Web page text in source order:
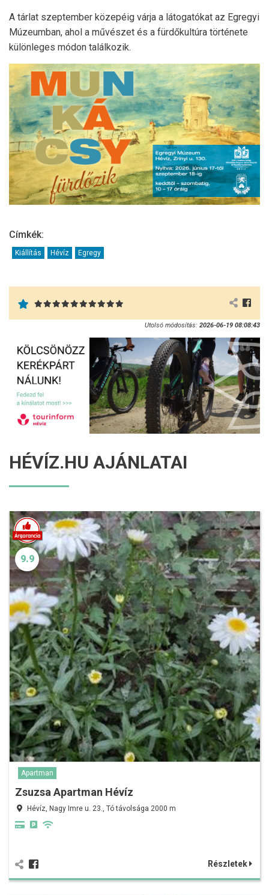
A tárlat szeptember közepéig várja a látogatókat az Egregyi
Múzeumban, ahol a művészet és a fürdőkultúra története
különleges módon találkozik.
Címkék:
Kiállítás Hévíz Egregy
Utolsó módosítás: 2026-06-19 08:08:43
HÉVÍZ.HU AJÁNLATAI
9.9
Apartman
Zsuzsa Apartman Hévíz
Hévíz, Nagy Imre u. 23., Tó távolsága 2000 m
Részletek